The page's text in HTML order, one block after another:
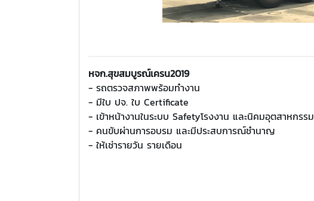
หจก.สุขสมบูรณ์เครน2019
- รถตรวจสภาพพร้อมทำงาน
- มีใบ ปจ. ใบ Certificate
- เข้าหน้างานในระบบ Safetyโรงงาน และนิคมอุตสาหกรรม
- คนขับผ่านการอบรม และมีประสบการณ์ชำนาญ
- ให้เช่ารายวัน รายเดือน